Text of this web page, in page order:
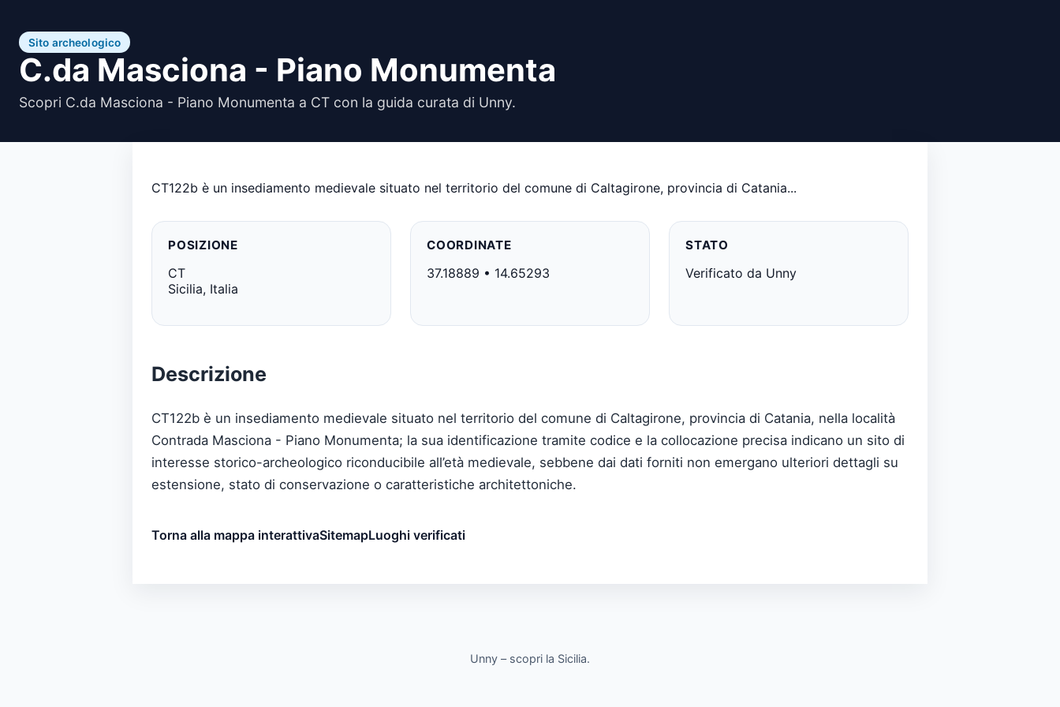
Sito archeologico
C.da Masciona - Piano Monumenta
Scopri C.da Masciona - Piano Monumenta a CT con la guida curata di Unny.
CT122b è un insediamento medievale situato nel territorio del comune di Caltagirone, provincia di Catania...
POSIZIONE
CT
Sicilia, Italia
COORDINATE
37.18889 • 14.65293
STATO
Verificato da Unny
Descrizione
CT122b è un insediamento medievale situato nel territorio del comune di Caltagirone, provincia di Catania, nella località
Contrada Masciona - Piano Monumenta; la sua identificazione tramite codice e la collocazione precisa indicano un sito di
interesse storico-archeologico riconducibile all’età medievale, sebbene dai dati forniti non emergano ulteriori dettagli su
estensione, stato di conservazione o caratteristiche architettoniche.
Torna alla mappa interattivaSitemapLuoghi verificati
Unny – scopri la Sicilia.